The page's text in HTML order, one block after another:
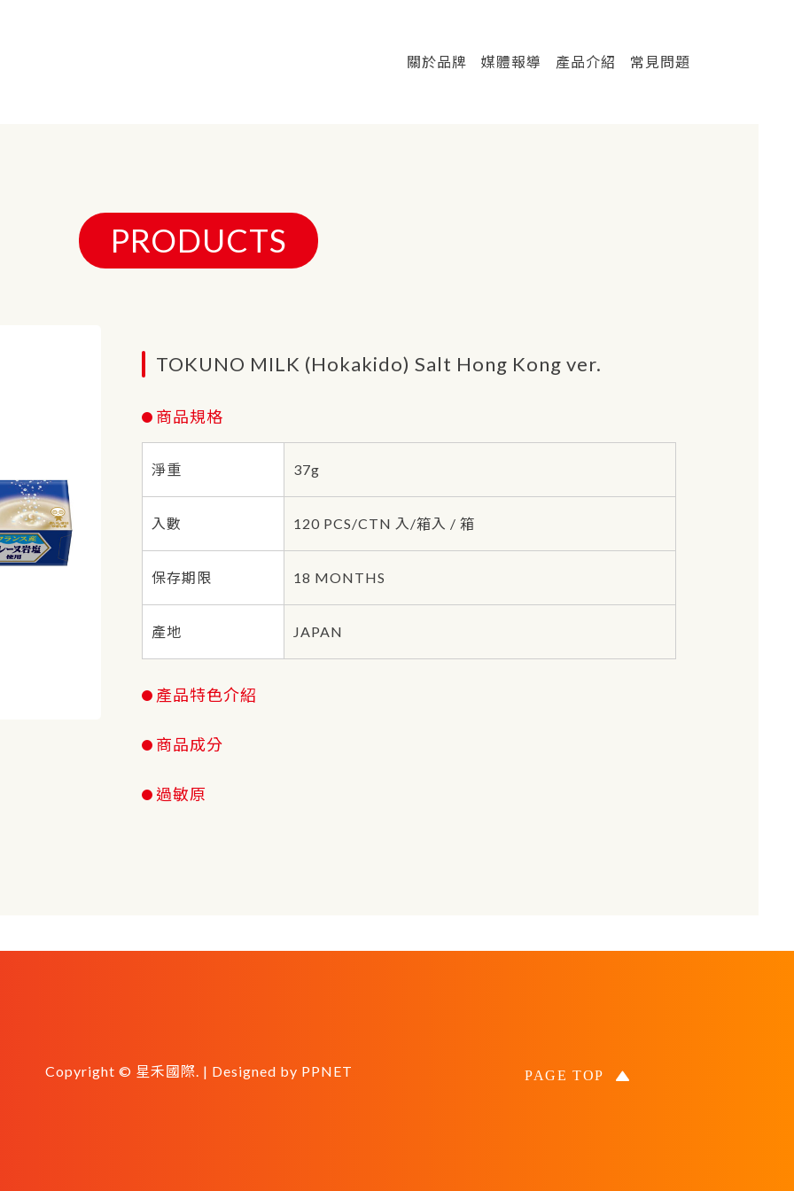
關於品牌 媒體報導 產品介紹 常見問題
PRODUCTS
TOKUNO MILK (Hokakido) Salt Hong Kong ver.
商品規格
淨重 37g
入數 120 PCS/CTN 入/箱入 / 箱
保存期限 18 MONTHS
產地 JAPAN
產品特色介紹
商品成分
過敏原
Copyright © 星禾國際. | Designed by PPNET